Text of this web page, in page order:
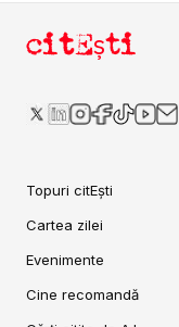
citEști
Topuri citEști
Cartea zilei
Evenimente
Cine recomandă